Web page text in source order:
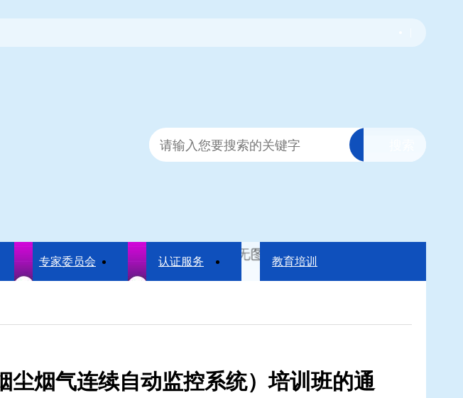
专家委员会 认证服务 教育培训
尘烟气连续自动监控系统）培训班的通